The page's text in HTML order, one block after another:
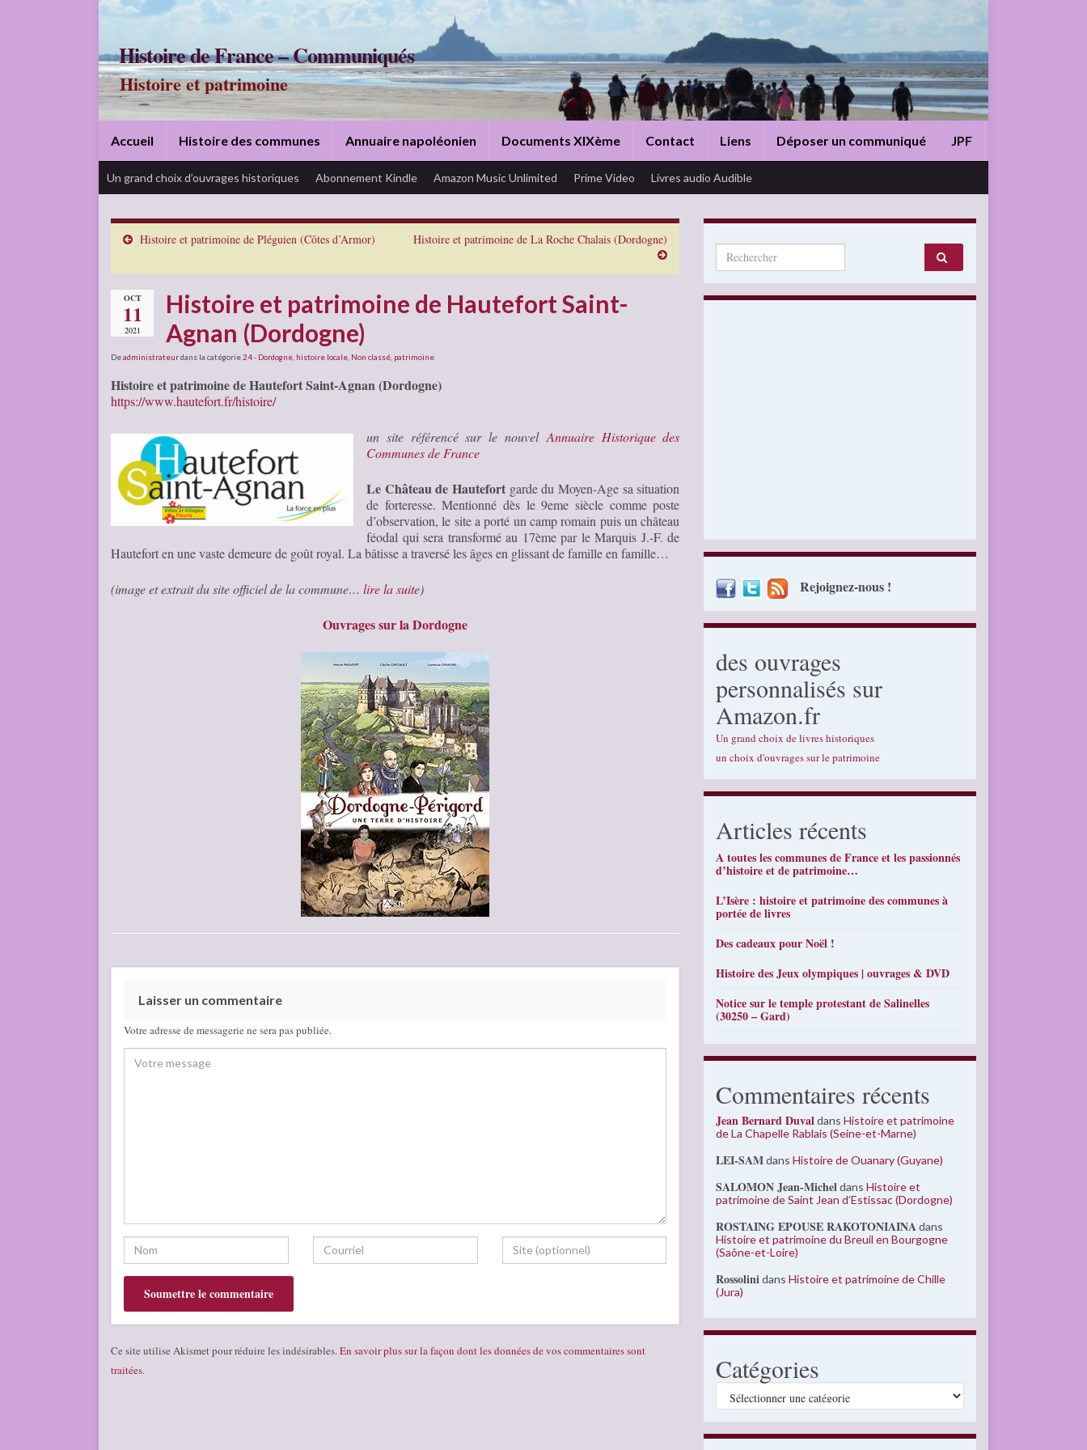
Histoire de France – Communiqués
Histoire et patrimoine
Accueil Histoire des communes Annuaire napoléonien Documents XIXème Contact Liens Déposer un communiqué JPF
Un grand choix d’ouvrages historiques Abonnement Kindle Amazon Music Unlimited Prime Video Livres audio Audible
Histoire et patrimoine de Pléguien (Côtes d’Armor) Histoire et patrimoine de La Roche Chalais (Dordogne)
OCT
11
2021
Histoire et patrimoine de Hautefort Saint-
Agnan (Dordogne)
Deadministrateurdans la catégorie24 - Dordogne histoire locale Non classé patrimoine
Histoire et patrimoine de Hautefort Saint-Agnan (Dordogne)
https://www.hautefort.fr/histoire/
un site référencé sur le nouvel Annuaire Historique des
Communes de France
Le Château de Hautefort garde du Moyen-Age sa situation
de forteresse. Mentionné dès le 9eme siècle comme poste
d’observation, le site a porté un camp romain puis un château
féodal qui sera transformé au 17ème par le Marquis J.-F. de
Hautefort en une vaste demeure de goût royal. La bâtisse a traversé les âges en glissant de famille en famille…
(image et extrait du site officiel de la commune… lire la suite)
Ouvrages sur la Dordogne
Laisser un commentaire
Votre adresse de messagerie ne sera pas publiée.
Ce site utilise Akismet pour réduire les indésirables. En savoir plus sur la façon dont les données de vos commentaires sont
traitées.
Search for:
Rejoignez-nous !
des ouvrages
personnalisés sur
Amazon.fr
Un grand choix de livres historiques
un choix d'ouvrages sur le patrimoine
Articles récents
A toutes les communes de France et les passionnés
d’histoire et de patrimoine…
L’Isère : histoire et patrimoine des communes à
portée de livres
Des cadeaux pour Noël !
Histoire des Jeux olympiques | ouvrages & DVD
Notice sur le temple protestant de Salinelles
(30250 – Gard)
Commentaires récents
Jean Bernard DuvaldansHistoire et patrimoine
de La Chapelle Rablais (Seine-et-Marne)
LEI-SAMdansHistoire de Ouanary (Guyane)
SALOMON Jean-MicheldansHistoire et
patrimoine de Saint Jean d’Estissac (Dordogne)
ROSTAING EPOUSE RAKOTONIAINAdans
Histoire et patrimoine du Breuil en Bourgogne
(Saône-et-Loire)
RossolinidansHistoire et patrimoine de Chille
(Jura)
Catégories
Catégories